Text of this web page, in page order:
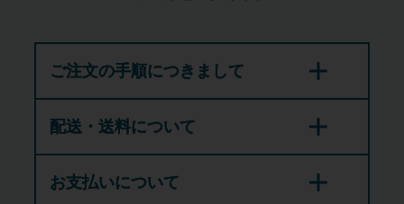
ご注文の手順につきまして
配送・送料について
お支払いについて